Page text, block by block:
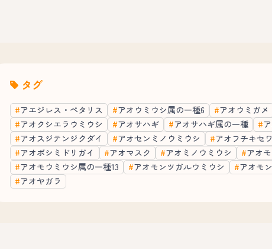
タグ
アエジレス・ペタリス アオウミウシ属の一種6 アオウミガメ
アオクシエラウミウシ
アオサハギ アオサハギ属の一種
アオスジテンジクダイ
アオセンミノウミウシ アオフチキセ
アオボシミドリガイ
アオマスク アオミノウミウシ
アオ
アオモウミウシ属の一種13
アオモンツガルウミウシ
アオモ
アオヤガラ